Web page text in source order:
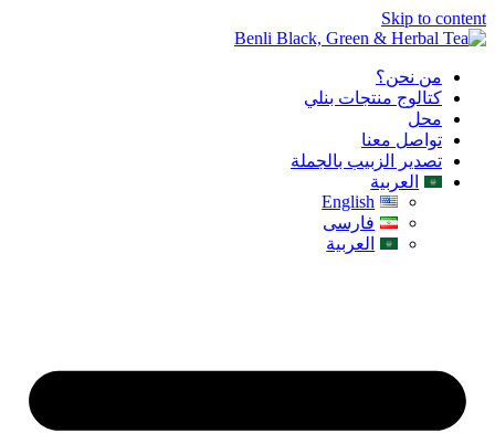
Skip to content
من نحن؟
كتالوج منتجات بنلي
محل
تواصل معنا
تصدير الزبيب بالجملة
العربية
English
فارسی
العربية